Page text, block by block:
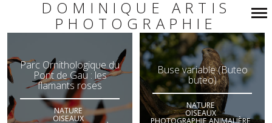
Navigation
principale
DOMINIQUE ARTIS
PHOTOGRAPHIE
Parc Ornithologique du
Pont de Gau : les
flamants roses
NATURE
OISEAUX
Buse variable (Buteo
buteo)
NATURE
OISEAUX
PHOTOGRAPHIE ANIMALIÈRE